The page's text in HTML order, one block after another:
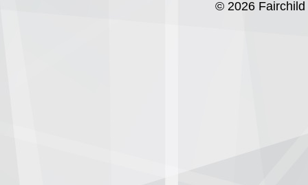
© 2026 Fairchild